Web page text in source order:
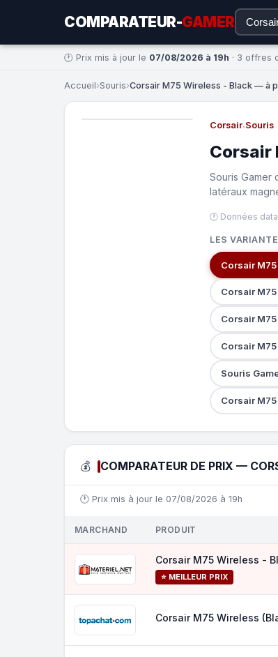
COMPARATEUR-GAMER
🕐 Prix mis à jour le 07/08/2026 à 19h · 3 offres
Accueil›Souris›Corsair M75 Wireless - Black — à
Corsair·Souris
Corsair
Souris Gamer
latéraux
🕐 Données
LES
Corsair
Corsair
Corsair
Corsair
Souris
Corsair
💰 COMPARATEUR DE PRIX —
🕐 Prix mis à jour le 07/08/2026 à 19h
MARCHAND PRODUIT
Corsair M75 Wireless -
⭐ MEILLEUR PRIX
Corsair M75 Wireless